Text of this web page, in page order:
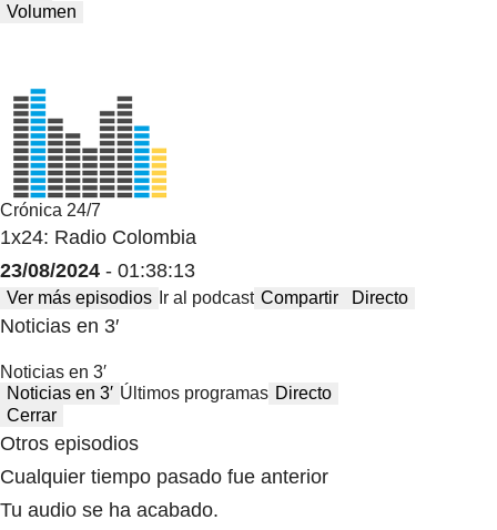
Volumen
Crónica 24/7
1x24: Radio Colombia
23/08/2024 - 01:38:13
Ver más episodios Ir al podcast Compartir Directo
Noticias en 3′
Noticias en 3′
Noticias en 3′ Últimos programas Directo
Cerrar
Otros episodios
Cualquier tiempo pasado fue anterior
Tu audio se ha acabado.